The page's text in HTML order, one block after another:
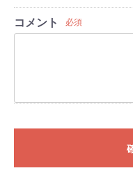
コメント 必須